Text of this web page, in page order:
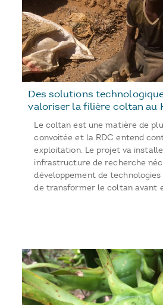
Des solutions
valoriser la filière coltan au
Le coltan est une matière de
convoitée et la RDC entend
exploitation. Le projet va
infrastructure de recherche
développement de technologies
de transformer le coltan avant